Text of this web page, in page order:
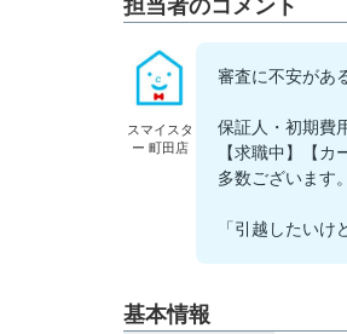
担当者のコメント
スマイスタ
ー 町田店
審査に不安があ
保証人・初期費
【求職中】【
多数ございます。
「引越したい
基本情報